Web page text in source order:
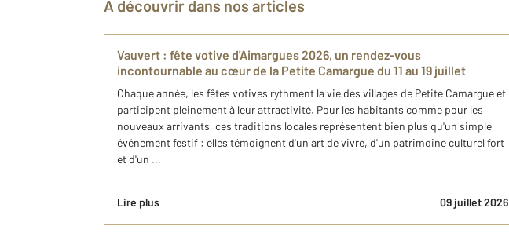
À découvrir dans nos articles
Vauvert : fête votive d'Aimargues 2026, un rendez-vous
incontournable au cœur de la Petite Camargue du 11 au 19 juillet
Chaque année, les fêtes votives rythment la vie des villages de Petite Camargue et
participent pleinement à leur attractivité. Pour les habitants comme pour les
nouveaux arrivants, ces traditions locales représentent bien plus qu'un simple
événement festif : elles témoignent d'un art de vivre, d'un patrimoine culturel fort
et d'un ...
Lire plus 09 juillet 2026